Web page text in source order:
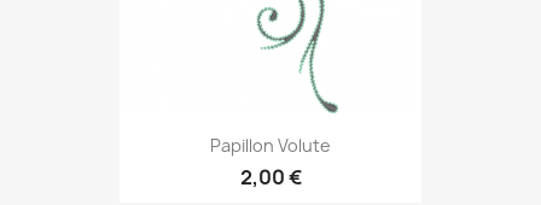
Papillon Volute
2,00 €